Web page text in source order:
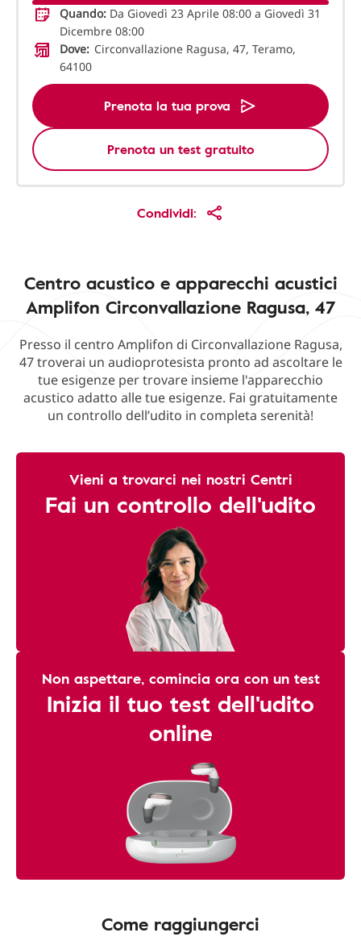
Quando: Da Giovedì 23 Aprile 08:00 a Giovedì 31
Dicembre 08:00
Dove: Circonvallazione Ragusa, 47, Teramo,
64100
Prenota la tua prova
Prenota un test gratuito
Condividi:
Centro acustico e apparecchi acustici
Amplifon Circonvallazione Ragusa, 47
Presso il centro Amplifon di Circonvallazione Ragusa,
47 troverai un audioprotesista pronto ad ascoltare le
tue esigenze per trovare insieme l'apparecchio
acustico adatto alle tue esigenze. Fai gratuitamente
un controllo dell’udito in completa serenità!
Vieni a trovarci nei nostri Centri
Fai un controllo dell'udito
Non aspettare, comincia ora con un test
Inizia il tuo test dell'udito
online
Come raggiungerci